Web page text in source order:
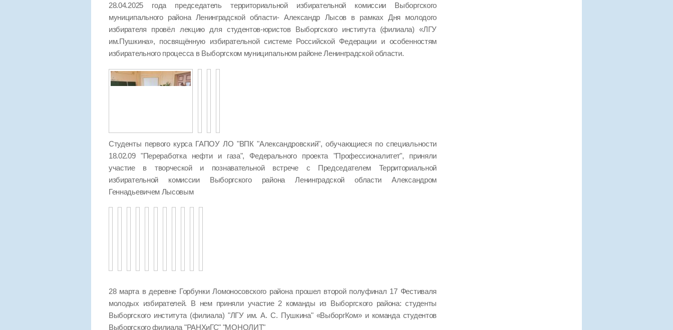
28.04.2025 года председатель территориальной избирательной комиссии Выборгского
муниципального района Ленинградской области- Александр Лысов в рамках Дня молодого
избирателя провёл лекцию для студентов-юристов Выборгского института (филиала) «ЛГУ
им.Пушкина», посвящённую избирательной системе Российской Федерации и особенностям
избирательного процесса в Выборгском муниципальном районе Ленинградской области.
Студенты первого курса ГАПОУ ЛО "ВПК "Александровский", обучающиеся по специальности
18.02.09 "Переработка нефти и газа", Федерального проекта "Профессионалитет", приняли
участие в творческой и познавательной встрече с Председателем Территориальной
избирательной комиссии Выборгского района Ленинградской области Александром
Геннадьевичем Лысовым
28 марта в деревне Горбунки Ломоносовского района прошел второй полуфинал 17 Фестиваля
молодых избирателей. В нем приняли участие 2 команды из Выборгского района: студенты
Выборгского института (филиала) "ЛГУ им. А. С. Пушкина" «ВыборгКом» и команда студентов
Выборгского филиала "РАНХиГС" "МОНОЛИТ"